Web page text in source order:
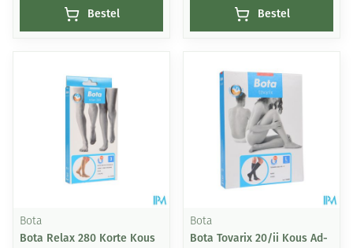
Bestel Bestel
Bota
Bota Relax 280 Korte Kous
Bota
Bota Tovarix 20/ii Kous Ad-